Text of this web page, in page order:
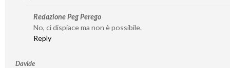
Redazione Peg Perego
No, ci dispiace ma non è possibile.
Reply
Davide